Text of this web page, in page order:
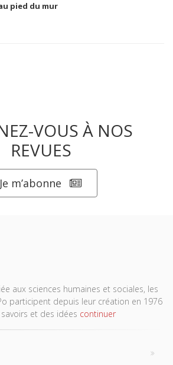
pied du mur
VOUS À NOS
REVUES
Je m’abonne
aux sciences humaines et sociales, les
participent depuis leur création en 1976
et des idées continuer